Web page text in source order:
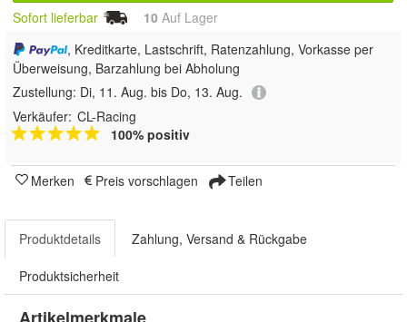
Sofort lieferbar 10 Auf Lager
, Kreditkarte, Lastschrift, Ratenzahlung, Vorkasse per
Überweisung, Barzahlung bei Abholung
Zustellung: Di, 11. Aug. bis Do, 13. Aug.
Verkäufer: CL-Racing
100% positiv
Merken Preis vorschlagen Teilen
Produktdetails Zahlung, Versand & Rückgabe
Produktsicherheit